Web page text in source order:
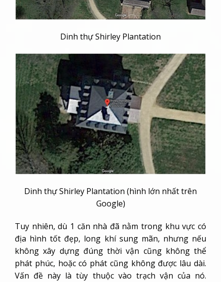
Dinh thự Shirley Plantation
Dinh thự Shirley Plantation (hình lớn nhất trên
Google)
Tuy nhiên, dù 1 căn nhà đã nằm trong khu vực có
địa hình tốt đẹp, long khí sung mãn, nhưng nếu
không xây dựng đúng thời vận cũng không thể
phát phúc, hoặc có phát cũng không được lâu dài.
Vấn đề này là tùy thuộc vào trạch vận của nó.